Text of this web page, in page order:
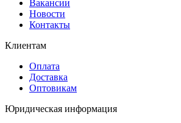
Вакансии
Новости
Контакты
Клиентам
Оплата
Доставка
Оптовикам
Юридическая информация